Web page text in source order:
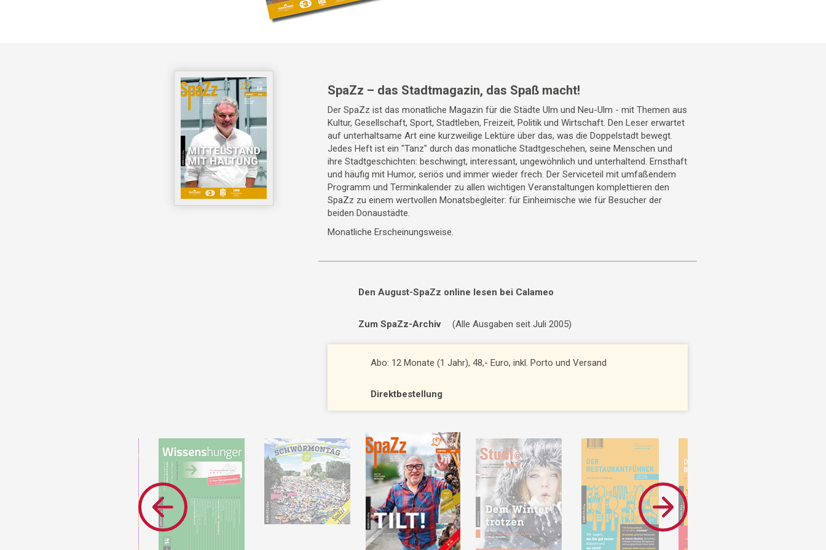
SpaZz – das Stadtmagazin, das Spaß macht!
Der SpaZz ist das monatliche Magazin für die Städte Ulm und Neu-Ulm - mit Themen aus
Kultur, Gesellschaft, Sport, Stadtleben, Freizeit, Politik und Wirtschaft. Den Leser erwartet
auf unterhaltsame Art eine kurzweilige Lektüre über das, was die Doppelstadt bewegt.
Jedes Heft ist ein "Tanz" durch das monatliche Stadtgeschehen, seine Menschen und
ihre Stadtgeschichten: beschwingt, interessant, ungewöhnlich und unterhaltend. Ernsthaft
und häufig mit Humor, seriös und immer wieder frech. Der Serviceteil mit umfaßendem
Programm und Terminkalender zu allen wichtigen Veranstaltungen komplettieren den
SpaZz zu einem wertvollen Monatsbegleiter: für Einheimische wie für Besucher der
beiden Donaustädte.
Monatliche Erscheinungsweise.
Den August-SpaZz online lesen bei Calameo
Zum SpaZz-Archiv (Alle Ausgaben seit Juli 2005)
Abo: 12 Monate (1 Jahr), 48,- Euro, inkl. Porto und Versand
Direktbestellung